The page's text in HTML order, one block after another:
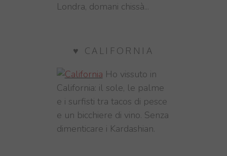
Londra, domani chissà...
♥ CALIFORNIA
Ho vissuto in
California: il sole, le palme
e i surfisti tra tacos di pesce
e un bicchiere di vino. Senza
dimenticare i Kardashian.